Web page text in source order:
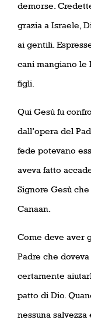
demorse.
grazia a Israele,
ai gentili.
cani mangiano le
figli.
Qui Gesù fu
dall’opera del
fede potevano
aveva fatto
Signore Gesù
Canaan.
Come deve aver
Padre che
certamente
patto di Dio.
nessuna